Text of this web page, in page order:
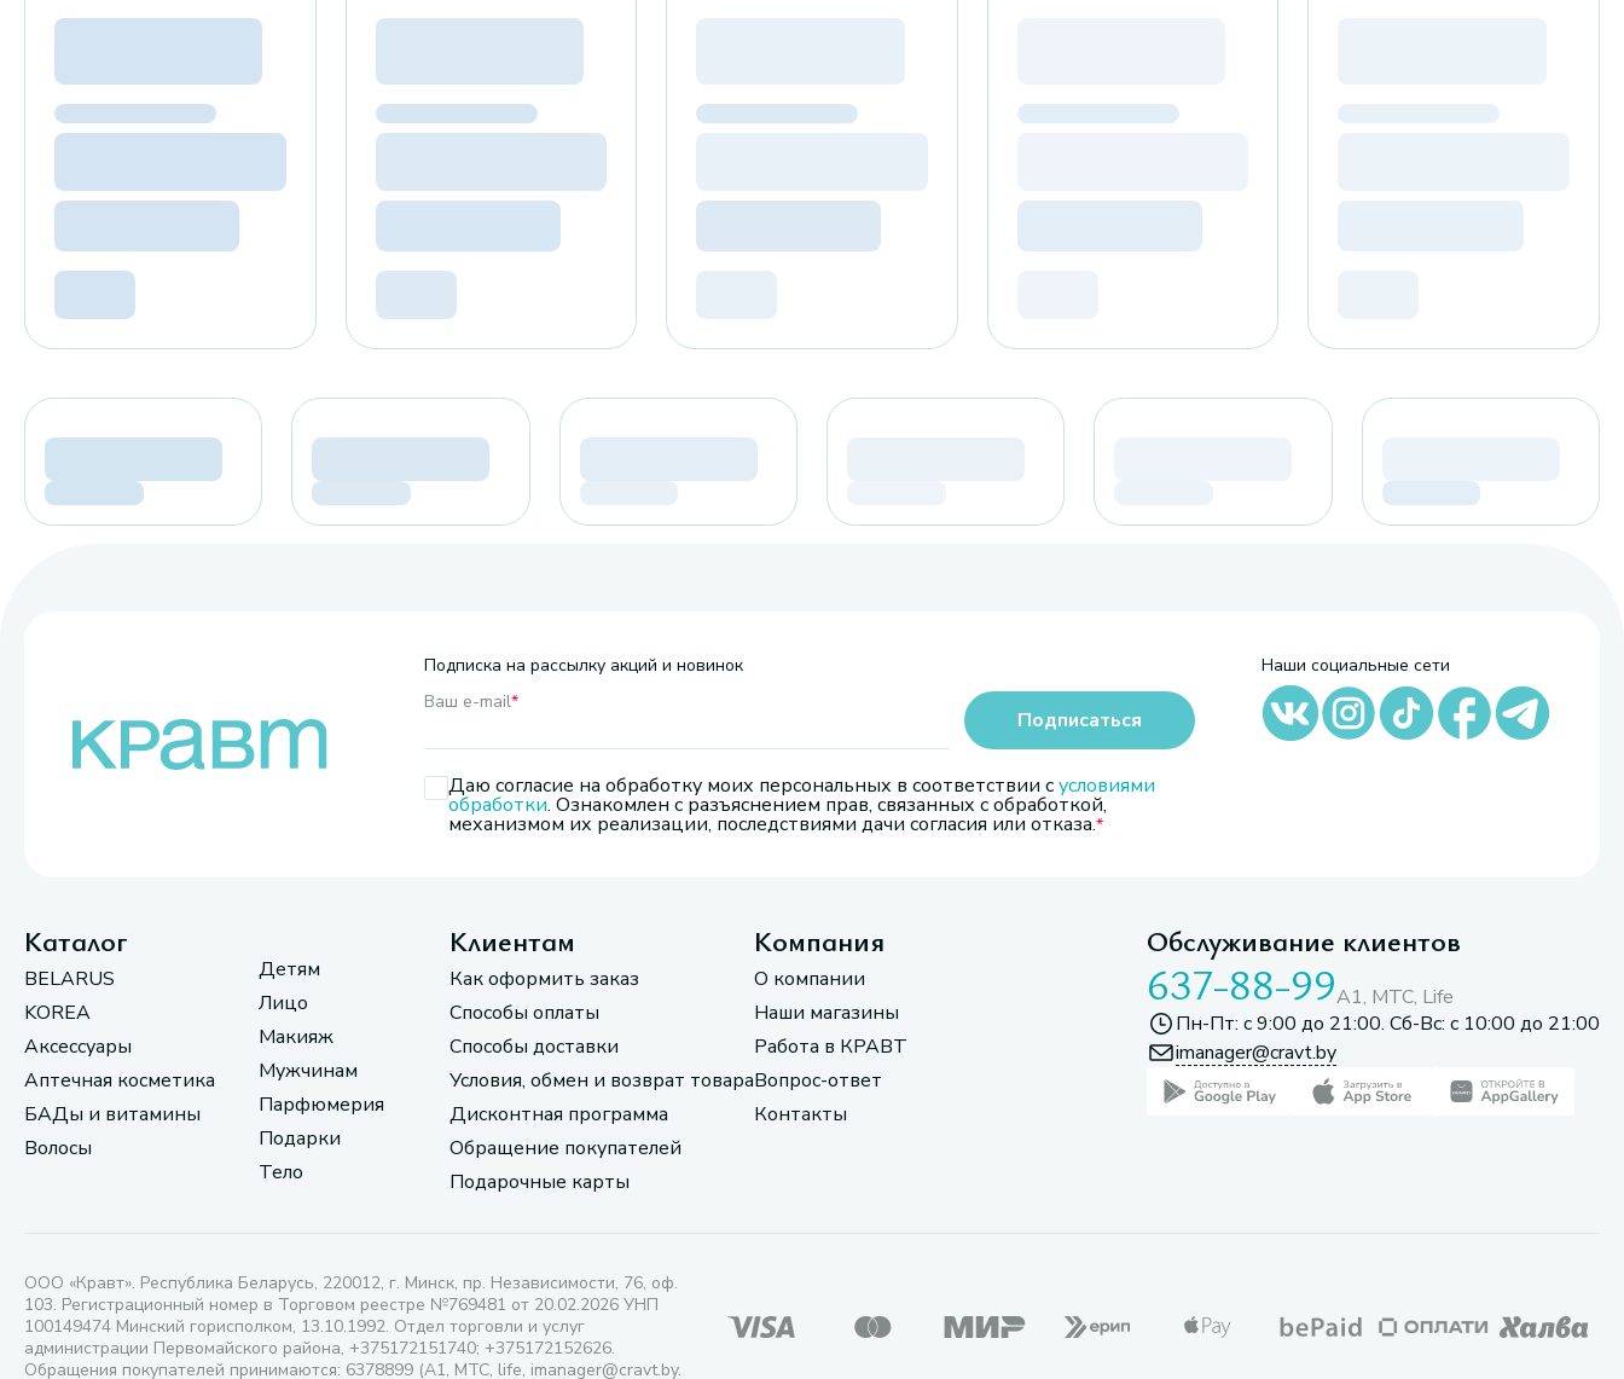
Подписка на рассылку акций и новинок
Ваш e-mail*
Даю согласие на обработку моих персональных в соответствии сусловиями
обработки. Ознакомлен с разъяснением прав, связанных с обработкой,
механизмом их реализации, последствиями дачи согласия или отказа.
Подписаться
Наши социальные сети
Каталог
BELARUS
KOREA
Аксессуары
Аптечная косметика
БАДы и витамины
Волосы
Детям
Лицо
Макияж
Мужчинам
Парфюмерия
Подарки
Тело
Клиентам
Как оформить заказ
Способы оплаты
Способы доставки
Условия, обмен и возврат товара
Дисконтная программа
Обращение покупателей
Подарочные карты
Компания
О компании
Наши магазины
Работа в КРАВТ
Вопрос-ответ
Контакты
Обслуживание клиентов
637-88-99A1, МТС, Life
Пн-Пт: с 9:00 до 21:00. Сб-Вс: с 10:00 до 21:00
imanager@cravt.by
ООО «Кравт». Республика Беларусь, 220012, г. Минск, пр. Независимости, 76, оф.
103. Регистрационный номер в Торговом реестре №769481 от 20.02.2026 УНП
100149474 Минский горисполком, 13.10.1992. Отдел торговли и услуг
администрации Первомайского района, +375172151740; +375172152626.
Обращения покупателей принимаются: 6378899 (А1, МТС, life, imanager@cravt.by.